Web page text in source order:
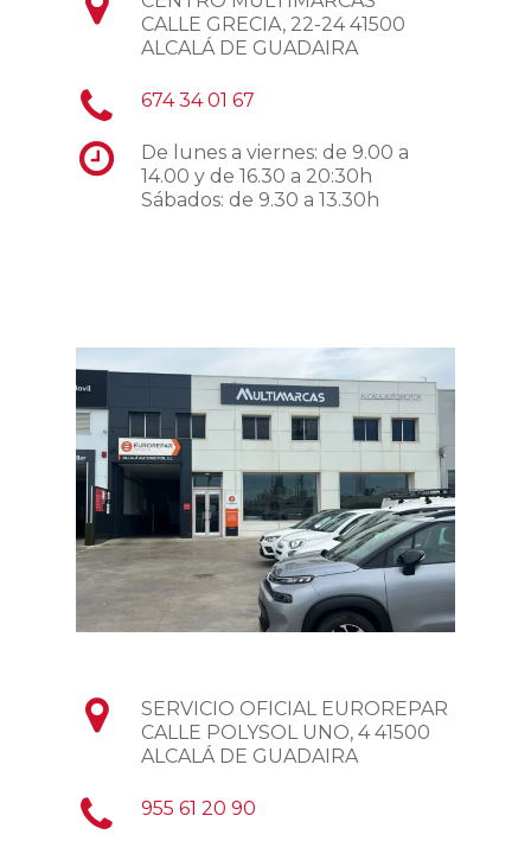
CALLE GRECIA, 22-24 41500
ALCALÁ DE GUADAIRA
674 34 01 67
De lunes a viernes: de 9.00 a
14.00 y de 16.30 a 20:30h
Sábados: de 9.30 a 13.30h
SERVICIO OFICIAL EUROREPAR
CALLE POLYSOL UNO, 4 41500
ALCALÁ DE GUADAIRA
955 61 20 90